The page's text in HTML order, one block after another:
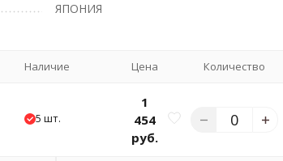
ЯПОНИЯ
Наличие Цена Количество
5 шт.
1
454
руб.